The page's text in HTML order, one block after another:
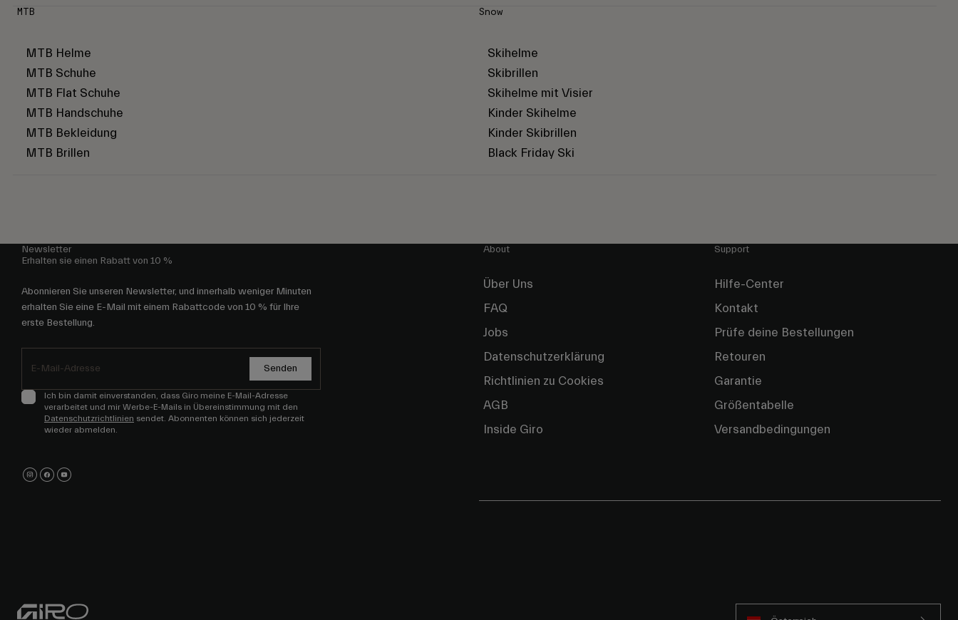
MTB
MTB Helme
MTB Schuhe
MTB Flat Schuhe
MTB Handschuhe
MTB Bekleidung
MTB Brillen
Snow
Skihelme
Skibrillen
Skihelme mit Visier
Kinder Skihelme
Kinder Skibrillen
Black Friday Ski
Newsletter
Erhalten sie einen Rabatt von 10 %
Abonnieren Sie unseren Newsletter, und innerhalb weniger Minuten
erhalten Sie eine E-Mail mit einem Rabattcode von 10 % für Ihre
erste Bestellung.
Senden
Ich bin damit einverstanden, dass Giro meine E-Mail-Adresse
verarbeitet und mir Werbe-E-Mails in Übereinstimmung mit den
Datenschutzrichtlinien sendet. Abonnenten können sich jederzeit
wieder abmelden.
About
Über Uns
FAQ
Jobs
Datenschutzerklärung
Richtlinien zu Cookies
AGB
Inside Giro
Support
Hilfe-Center
Kontakt
Prüfe deine Bestellungen
Retouren
Garantie
Größentabelle
Versandbedingungen